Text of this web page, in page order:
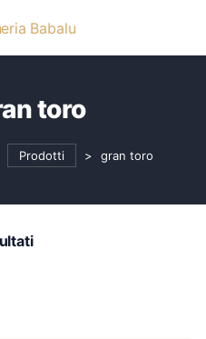
toro
Prodotti > gran toro